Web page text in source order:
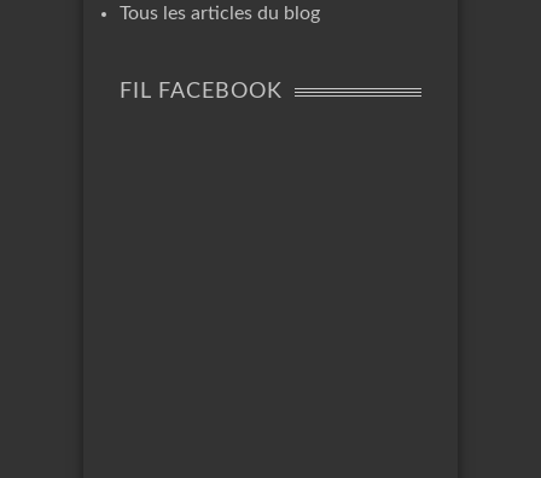
Tous les articles du blog
FIL FACEBOOK